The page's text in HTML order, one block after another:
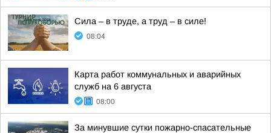
Сила – в труде, а труд – в силе!
08:04
Карта работ коммунальных и аварийных
служб на 6 августа
08:00
За минувшие сутки пожарно-спасательные